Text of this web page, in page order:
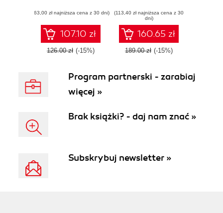
(63,00 zł najniższa cena z 30 dni)
107.10 zł
126.00 zł (-15%)
(113,40 zł najniższa cena z 30
dni)
160.65 zł
189.00 zł (-15%)
Program partnerski - zarabiaj
więcej »
Brak książki? - daj nam znać »
Subskrybuj newsletter »